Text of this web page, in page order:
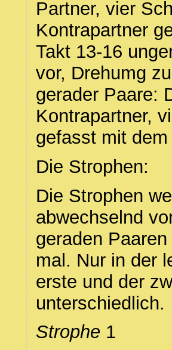
Partner, vier
Kontrapartner
Takt 13-16
vor, Drehumg
gerader Paare:
Kontrapartner,
gefasst mit
Die Strophen:
Die Strophen
abwechselnd
geraden
mal. Nur in der
erste und der
unterschiedlich.
Strophe 1